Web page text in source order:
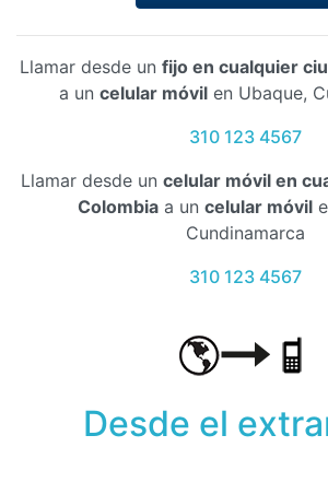
Llamar desde un fijo en cualquier
a un celular móvilen Ubaque,
310 123 4567
Llamar desde un celular móvil en
Colombia a un celular móvil
Cundinamarca
310 123 4567
Desde el